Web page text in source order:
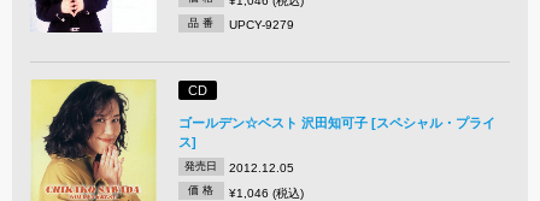
品 番 UPCY-9279
CD
ゴールデン☆ベスト 沢田知可子 [スペシャル・プライ
ス]
発売日 2012.12.05
価 格 ¥1,046 (税込)